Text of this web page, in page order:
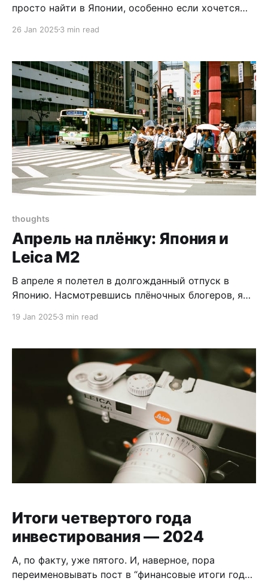
просто найти в Японии, особенно если хочется
Почитал на Reddit, где её можно достать, и
езды на автобусе от центра Канадзавы. Магазин
находится прямо посреди жилого района,
26 Jan 2025 3 min read
thoughts
Апрель на плёнку: Япония и
Leica M2
В апреле я полетел в долгожданный отпуск в
Японию. Насмотревшись плёночных блогеров, я
снимать всё подряд. Небольшое объявление: в
Instagram я выкладываю новые кадры каждые
выходные. Если
19 Jan 2025 3 min read
Итоги четвертого года
инвестирования — 2024
А, по факту, уже пятого. И, наверное, пора
переименовывать пост в “финансовые итоги года”.